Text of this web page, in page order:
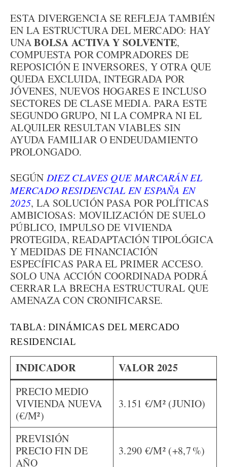
ESTA DIVERGENCIA SE REFLEJA TAMBIÉN
EN LA ESTRUCTURA DEL MERCADO: HAY
UNABOLSA ACTIVA Y SOLVENTE,
COMPUESTA POR COMPRADORES DE
REPOSICIÓN E INVERSORES, Y OTRA QUE
QUEDA EXCLUIDA, INTEGRADA POR
JÓVENES, NUEVOS HOGARES E INCLUSO
SECTORES DE CLASE MEDIA. PARA ESTE
SEGUNDO GRUPO, NI LA COMPRA NI EL
ALQUILER RESULTAN VIABLES SIN
AYUDA FAMILIAR O ENDEUDAMIENTO
PROLONGADO.
SEGÚN DIEZ CLAVES QUE MARCARÁN EL
MERCADO RESIDENCIAL EN ESPAÑA EN
2025, LA SOLUCIÓN PASA POR POLÍTICAS
AMBICIOSAS: MOVILIZACIÓN DE SUELO
PÚBLICO, IMPULSO DE VIVIENDA
PROTEGIDA, READAPTACIÓN TIPOLÓGICA
Y MEDIDAS DE FINANCIACIÓN
ESPECÍFICAS PARA EL PRIMER ACCESO.
SOLO UNA ACCIÓN COORDINADA PODRÁ
CERRAR LA BRECHA ESTRUCTURAL QUE
AMENAZA CON CRONIFICARSE.
TABLA: DINÁMICAS DEL MERCADO
RESIDENCIAL
INDICADOR VALOR 2025
PRECIO MEDIO
VIVIENDA NUEVA
(€/M²)
3.151 €/M² (JUNIO)
PREVISIÓN
PRECIO FIN DE
AÑO
3.290 €/M² (+8,7 %)